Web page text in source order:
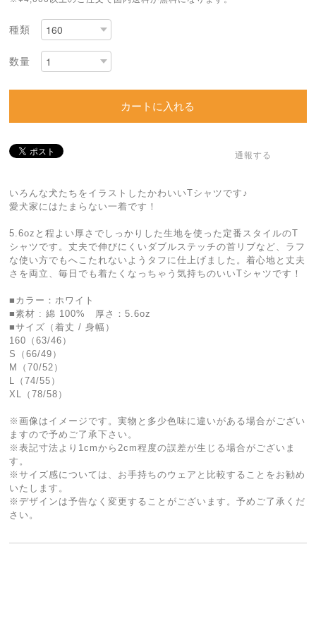
種類
数量
カートに入れる
通報する
いろんな犬たちをイラストしたかわいいTシャツです♪
愛犬家にはたまらない一着です！
5.6ozと程よい厚さでしっかりした生地を使った定番スタイルのT
シャツです。丈夫で伸びにくいダブルステッチの首リブなど、ラフ
な使い方でもへこたれないようタフに仕上げました。着心地と丈夫
さを両立、毎日でも着たくなっちゃう気持ちのいいTシャツです！
■カラー：ホワイト
■素材 : 綿 100% 厚さ：5.6oz
■サイズ（着丈 / 身幅）
160（63/46）
S（66/49）
M（70/52）
L（74/55）
XL（78/58）
※画像はイメージです。実物と多少色味に違いがある場合がござい
ますので予めご了承下さい。
※表記寸法より1cmから2cm程度の誤差が生じる場合がございま
す。
※サイズ感については、お手持ちのウェアと比較することをお勧め
いたします。
※デザインは予告なく変更することがございます。予めご了承くだ
さい。